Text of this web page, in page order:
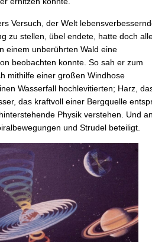
Versuch, der Welt
zu stellen, übel endete, hatte doch
einem unberührten Wald eine
beobachten konnte. So sah er zum
mithilfe einer großen Windhose
Wasserfall hochlevitierten; Harz,
das kraftvoll einer Bergquelle
Physik verstehen. Und
und Strudel beteiligt.